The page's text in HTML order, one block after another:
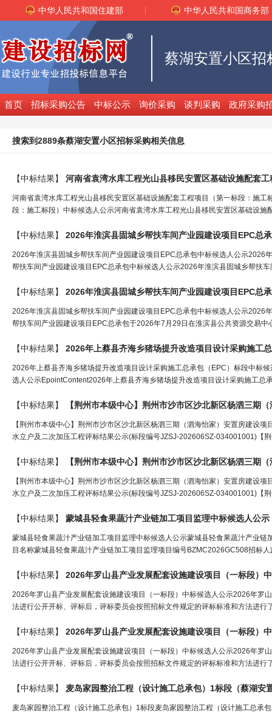
中华人民共和国住建部 中华人民共和国商务部
蔡湖安置小区招
首页 招标采购公告 中标公示 询价采购 谈判采购 政府采购
搜索到2889条蔡湖安置小区招标采购相关信息
【中标结果】 河南省袁湾水库工程光山县移民安置区基础设施配套
河南省袁湾水库工程光山县移民安置区基础设施配套工程项目（第一标段：施
段：施工标段）中标候选人公示河南省袁湾水库工程光山县移民安置区基础设
【中标结果】 2026年淮滨县固城乡帮扶车间产业园建设项目EPC总
2026年淮滨县固城乡帮扶车间产业园建设项目EPC总承包中标候选人公示
帮扶车间产业园建设项目EPC总承包中标候选人公示2026年淮滨县固城乡帮扶
【中标结果】 2026年淮滨县固城乡帮扶车间产业园建设项目EPC总
2026年淮滨县固城乡帮扶车间产业园建设项目EPC总承包中标候选人公示
帮扶车间产业园建设项目EPC总承包于2026年7月29日在淮滨县公共资源交易
【中标结果】 2026年上蔡县齐海乡猪场提升改造项目设计采购施工
2026年上蔡县齐海乡猪场提升改造项目设计采购施工总承包（EPC）标段中标
选人公示EpointContent2026年上蔡县齐海乡猪场提升改造项目设计采购施工总
【中标结果】 【荆州市本级中心】荆州市沙市区沙北新区杨泗三期（
【荆州市本级中心】荆州市沙市区沙北新区杨泗三期（泗海怡家）安置房建设
水立户及二次加压工程评标结果公示(标段编号JZSJ-202606SZ-034001001)【
【中标结果】 【荆州市本级中心】荆州市沙市区沙北新区杨泗三期（
【荆州市本级中心】荆州市沙市区沙北新区杨泗三期（泗海怡家）安置房建设
水立户及二次加压工程评标结果公示(标段编号JZSJ-202606SZ-034001001)【
【中标结果】 蒙城县轻食果蔬汁产业链加工项目监理中标候选人公示
蒙城县轻食果蔬汁产业链加工项目监理中标候选人公示蒙城县轻食果蔬汁产业
目名称蒙城县轻食果蔬汁产业链加工项目监理项目编号BZMC2026GC508招标
【中标结果】 2026年罗山县产业发展配套设施建设项目（一标段）
2026年罗山县产业发展配套设施建设项目（一标段）中标候选人公示2026年罗
法进行公开开标、评标后，评标委员会按照招标文件规定的评标标准和方法进
【中标结果】 2026年罗山县产业发展配套设施建设项目（一标段）
2026年罗山县产业发展配套设施建设项目（一标段）中标候选人公示2026年罗
法进行公开开标、评标后，评标委员会按照招标文件规定的评标标准和方法进
【中标结果】 麦岛家园整治工程（设计施工总承包）1标段（蔡湖安
麦岛家园整治工程（设计施工总承包）1标段麦岛家园整治工程（设计施工总